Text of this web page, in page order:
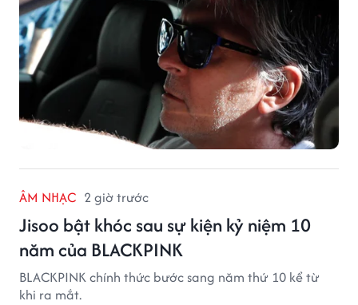
ÂM NHẠC 2 giờ trước
Jisoo bật khóc sau sự kiện kỷ niệm 10
năm của BLACKPINK
BLACKPINK chính thức bước sang năm thứ 10 kể từ
khi ra mắt.